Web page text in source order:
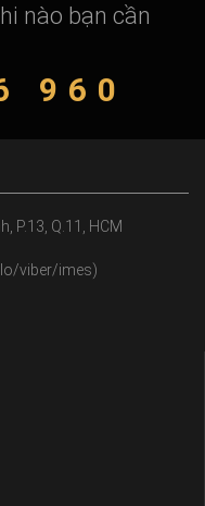
nào bạn cần
960
P.13, Q.11, HCM
viber/imes)